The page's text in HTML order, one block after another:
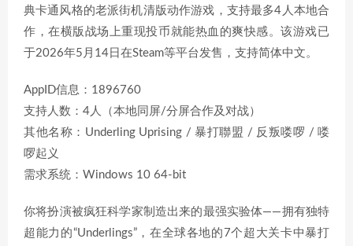
典卡通风格的老派街机清版动作游戏，支持最多4人本地合
作，在横版战场上重现投币就能热血的爽快感。该游戏已
于2026年5月14日在Steam等平台发售，支持简体中文。
AppID信息：1896760
支持人数：4人（本地同屏/分屏合作及对战）
其他名称：Underling Uprising / 暴打聯盟 / 反叛喽啰 / 喽
啰起义
需求系统：Windows 10 64-bit
你将扮演被疯狂科学家制造出来的最强实验体——拥有独特
超能力的“Underlings”，在全球各地的7个超大关卡中暴打